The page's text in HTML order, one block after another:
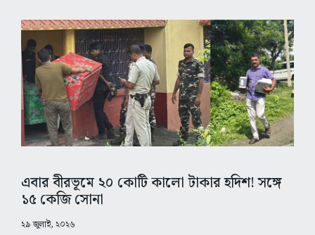
এবার বীরভূমে ২০ কোটি কালো টাকার হদিশ! সঙ্গে
১৫ কেজি সোনা
২৯ জুলাই, ২০২৬